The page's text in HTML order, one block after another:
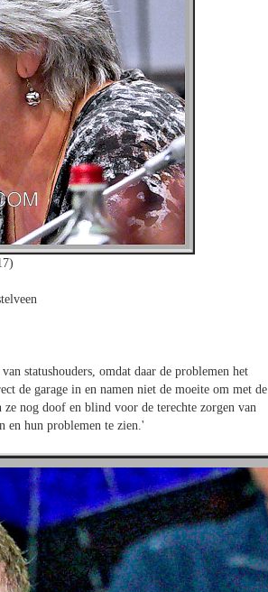
statushouders, omdat daar de problemen het
de garage in en namen niet de moeite om met de
nog doof en blind voor de terechte zorgen van
en hun problemen te zien.'